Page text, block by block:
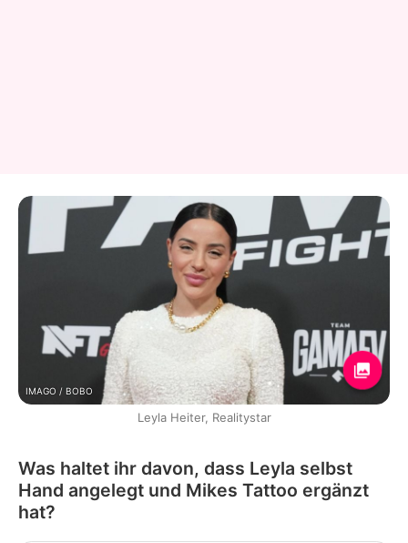
IMAGO / BOBO
Leyla Heiter, Realitystar
Was haltet ihr davon, dass Leyla selbst
Hand angelegt und Mikes Tattoo ergänzt
hat?